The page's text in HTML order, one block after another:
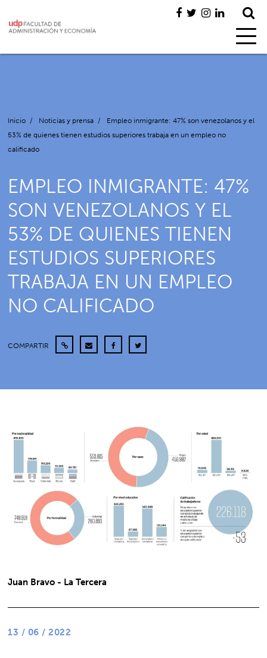
Inicio / Noticias y prensa /
Empleo inmigrante: 47% son venezolanos y el
53% de quienes tienen estudios superiores trabaja en un empleo no
calificado
EMPLEO INMIGRANTE: 47%
SON VENEZOLANOS Y EL
53% DE QUIENES TIENEN
ESTUDIOS SUPERIORES
TRABAJA EN UN EMPLEO
NO CALIFICADO
COMPARTIR
Juan Bravo - La Tercera
13 / 06 / 2022